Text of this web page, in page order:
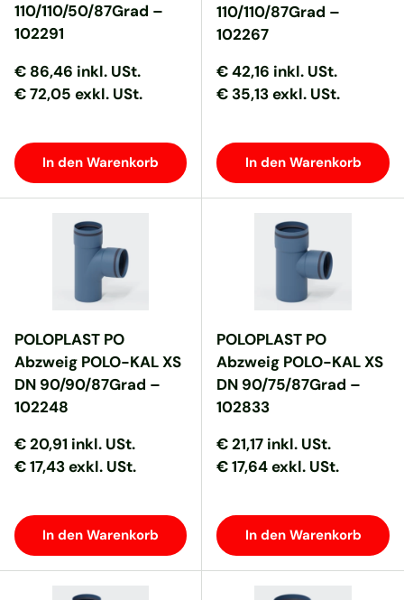
110/110/50/87Grad –
102291
Normaler Preis
Normaler Preis
€ 86,46 inkl. USt.
€ 72,05 exkl. USt.
In den Warenkorb
110/110/87Grad –
102267
Normaler Preis
Normaler Preis
€ 42,16 inkl. USt.
€ 35,13 exkl. USt.
In den Warenkorb
POLOPLAST PO
Abzweig POLO-KAL XS
DN 90/90/87Grad –
102248
Normaler Preis
Normaler Preis
€ 20,91 inkl. USt.
€ 17,43 exkl. USt.
In den Warenkorb
POLOPLAST PO
Abzweig POLO-KAL XS
DN 90/75/87Grad –
102833
Normaler Preis
Normaler Preis
€ 21,17 inkl. USt.
€ 17,64 exkl. USt.
In den Warenkorb